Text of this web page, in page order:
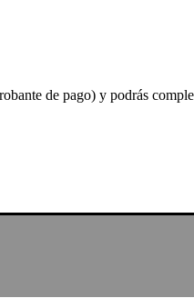
de pago) y podrás